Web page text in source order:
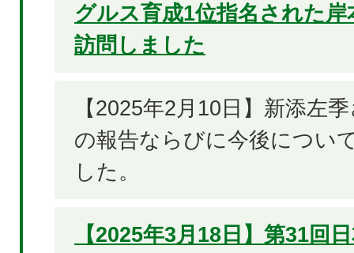
グルス育成1位指名された
訪問しました
【2025年2月10日】新添左
の報告ならびに今後につい
した。
【2025年3月18日】第31回